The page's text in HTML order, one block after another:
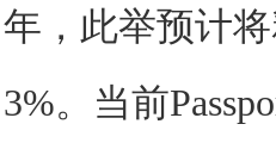
年，此举预计将
3%。当前